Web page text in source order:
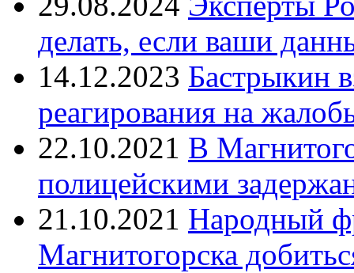
делать, если ваши
14.12.2023 Бастрыкин
реагирования на
22.10.2021 В
полицейскими
21.10.2021 Народный
Магнитогорска